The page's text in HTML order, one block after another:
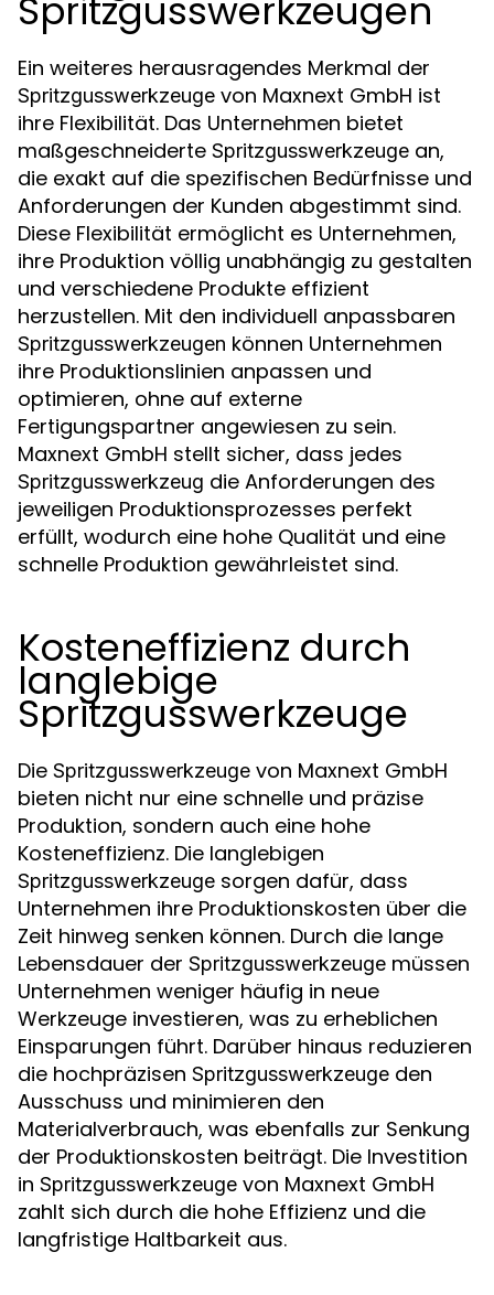
Spritzgusswerkzeugen
Ein weiteres herausragendes Merkmal der
Spritzgusswerkzeuge von Maxnext GmbH ist
ihre Flexibilität. Das Unternehmen bietet
maßgeschneiderte Spritzgusswerkzeuge an,
die exakt auf die spezifischen Bedürfnisse und
Anforderungen der Kunden abgestimmt sind.
Diese Flexibilität ermöglicht es Unternehmen,
ihre Produktion völlig unabhängig zu gestalten
und verschiedene Produkte effizient
herzustellen. Mit den individuell anpassbaren
Spritzgusswerkzeugen können Unternehmen
ihre Produktionslinien anpassen und
optimieren, ohne auf externe
Fertigungspartner angewiesen zu sein.
Maxnext GmbH stellt sicher, dass jedes
Spritzgusswerkzeug die Anforderungen des
jeweiligen Produktionsprozesses perfekt
erfüllt, wodurch eine hohe Qualität und eine
schnelle Produktion gewährleistet sind.
Kosteneffizienz durch
langlebige
Spritzgusswerkzeuge
Die Spritzgusswerkzeuge von Maxnext GmbH
bieten nicht nur eine schnelle und präzise
Produktion, sondern auch eine hohe
Kosteneffizienz. Die langlebigen
Spritzgusswerkzeuge sorgen dafür, dass
Unternehmen ihre Produktionskosten über die
Zeit hinweg senken können. Durch die lange
Lebensdauer der Spritzgusswerkzeuge müssen
Unternehmen weniger häufig in neue
Werkzeuge investieren, was zu erheblichen
Einsparungen führt. Darüber hinaus reduzieren
die hochpräzisen Spritzgusswerkzeuge den
Ausschuss und minimieren den
Materialverbrauch, was ebenfalls zur Senkung
der Produktionskosten beiträgt. Die Investition
in Spritzgusswerkzeuge von Maxnext GmbH
zahlt sich durch die hohe Effizienz und die
langfristige Haltbarkeit aus.